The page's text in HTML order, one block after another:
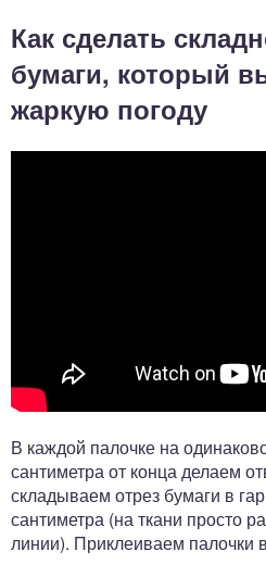
Как сделать
бумаги, который
жаркую погоду
В каждой палочке на
сантиметра от конца делаем
складываем отрез бумаги в
сантиметра (на ткани просто
линии). Приклеиваем палочки